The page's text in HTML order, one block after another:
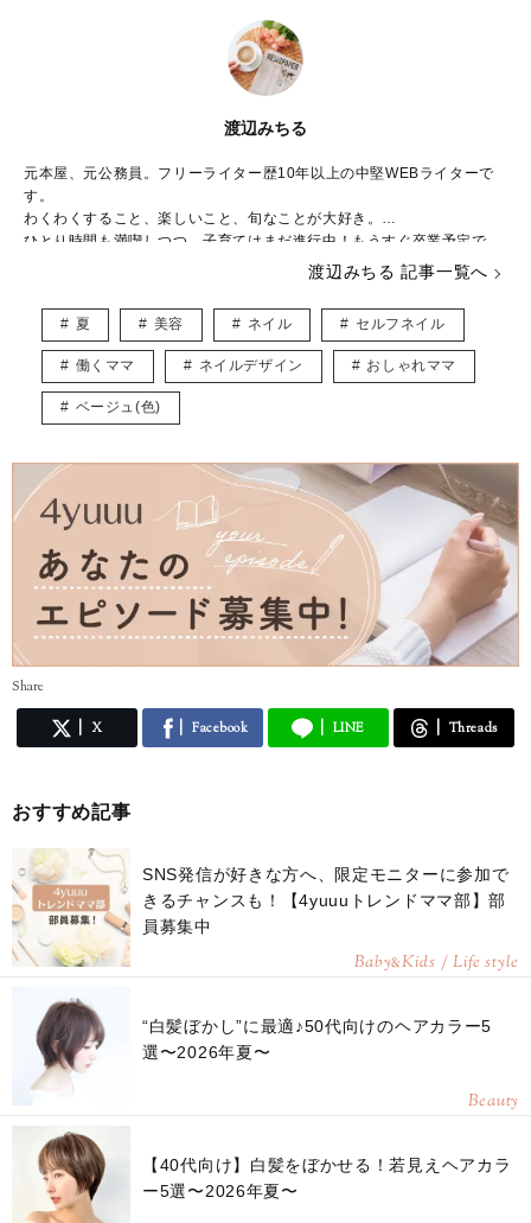
渡辺みちる
元本屋、元公務員。フリーライター歴10年以上の中堅WEBライターで
す。
わくわくすること、楽しいこと、旬なことが大好き。
ひとり時間も満喫しつつ、子育てはまだ進行中！もうすぐ卒業予定で
お届けしていきます。
渡辺みちる 記事一覧へ
夏 美容 ネイル セルフネイル
働くママ ネイルデザイン おしゃれママ
ベージュ(色)
Share
X Facebook LINE Threads
おすすめ記事
SNS発信が好きな方へ、限定モニターに参加で
きるチャンスも！【4yuuuトレンドママ部】部
員募集中
Baby&Kids / Life style
“白髪ぼかし”に最適♪50代向けのヘアカラー5
選〜2026年夏〜
Beauty
【40代向け】白髪をぼかせる！若見えヘアカラ
ー5選〜2026年夏〜